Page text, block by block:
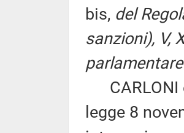
bis, del
sanzioni), V,
CARLONI
legge 8